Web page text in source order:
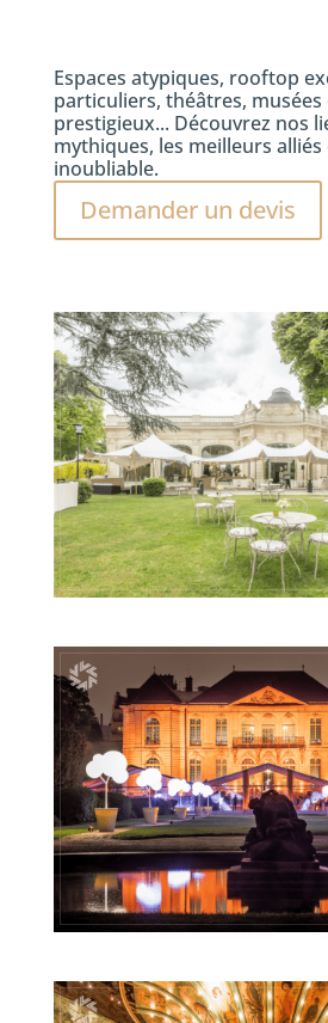
Espaces atypiques, rooftop
particuliers, théâtres,
prestigieux... Découvrez nos
mythiques, les meilleurs alliés
inoubliable.
Demander un devis